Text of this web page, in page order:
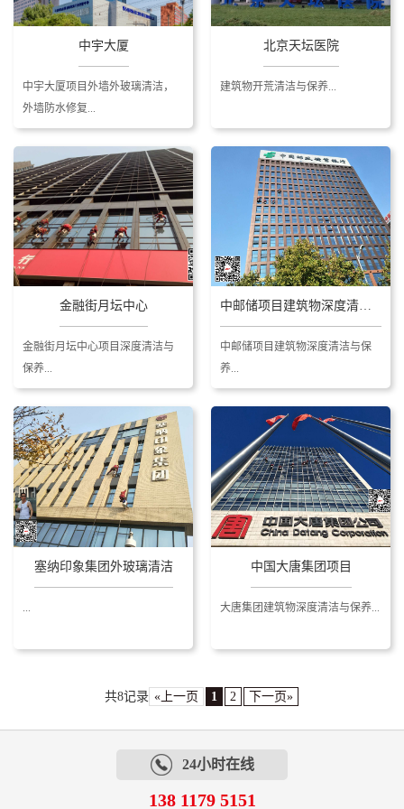
中宇大厦
中宇大厦项目外墙外玻璃清洁，
外墙防水修复...
北京天坛医院
建筑物开荒清洁与保养...
金融街月坛中心
金融街月坛中心项目深度清洁与
保养...
中邮储项目建筑物深度清洁与保养
中邮储项目建筑物深度清洁与保
养...
塞纳印象集团外玻璃清洁 中国大唐集团项目
大唐集团建筑物深度清洁与保养...
共8记录 «上一页 1 2 下一页»
24小时在线
138 1179 5151